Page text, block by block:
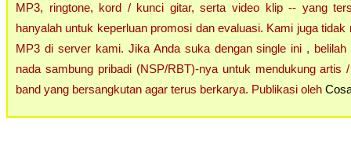
MP3, ringtone, kord / kunci gitar, serta video klip -- yang
hanyalah untuk keperluan promosi dan evaluasi. Kami juga tidak
MP3 di server kami. Jika Anda suka dengan single ini ,
nada sambung pribadi (NSP/RBT)-nya untuk mendukung artis
band yang bersangkutan agar terus berkarya. Publikasi oleh